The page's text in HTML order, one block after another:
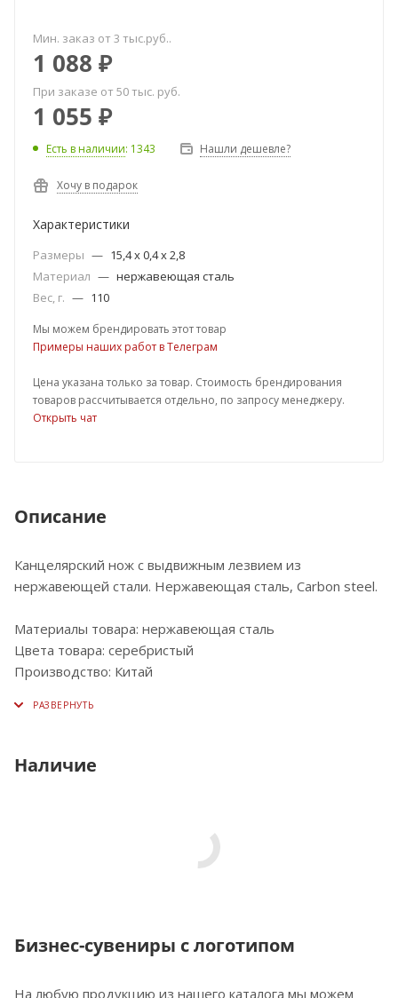
Мин. заказ от 3 тыс.руб..
1 088 ₽
При заказе от 50 тыс. руб.
1 055 ₽
Есть в наличии: 1343 Нашли дешевле?
Хочу в подарок
Характеристики
Размеры — 15,4 х 0,4 х 2,8
Материал — нержавеющая cталь
Вес, г. — 110
Мы можем брендировать этот товар
Примеры наших работ в Телеграм
Цена указана только за товар. Стоимость брендирования
товаров рассчитывается отдельно, по запросу менеджеру.
Открыть чат
Описание
Канцелярский нож с выдвижным лезвием из
нержавеющей стали. Нержавеющая сталь, Carbon steel.
Материалы товара: нержавеющая cталь
Цвета товара: серебристый
Производство: Китай
Наличие
Бизнес-сувениры с логотипом
На любую продукцию из нашего каталога мы можем